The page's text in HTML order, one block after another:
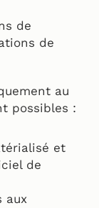
de
de
au
possibles :
et
de
aux